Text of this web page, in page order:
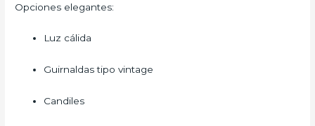
Opciones elegantes:
Luz cálida
Guirnaldas tipo vintage
Candiles